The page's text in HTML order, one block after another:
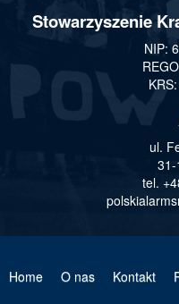
Stowarzyszenie
NIP:
ul.
tel.
Home O nas Kontakt